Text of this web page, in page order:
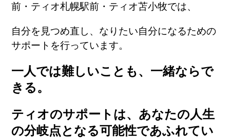
前・ティオ札幌駅前・ティオ苫小牧では、
自分を見つめ直し、なりたい自分になるための
サポートを行っています。
一人では難しいことも、一緒ならで
きる。
ティオのサポートは、あなたの人生
の分岐点となる可能性であふれてい